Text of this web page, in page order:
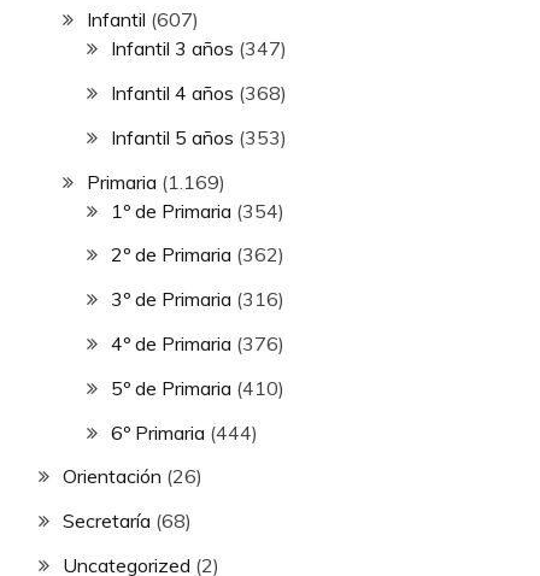
Infantil (607)
Infantil 3 años (347)
Infantil 4 años (368)
Infantil 5 años (353)
Primaria (1.169)
1º de Primaria (354)
2º de Primaria (362)
3º de Primaria (316)
4º de Primaria (376)
5º de Primaria (410)
6º Primaria (444)
Orientación (26)
Secretaría (68)
Uncategorized (2)